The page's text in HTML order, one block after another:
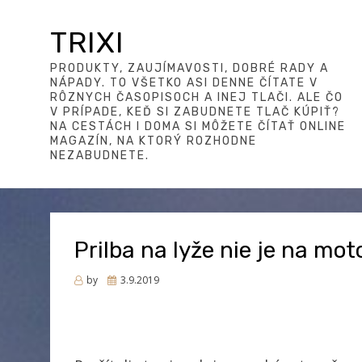
TRIXI
PRODUKTY, ZAUJÍMAVOSTI, DOBRÉ RADY A
NÁPADY. TO VŠETKO ASI DENNE ČÍTATE V
RÔZNYCH ČASOPISOCH A INEJ TLAČI. ALE ČO
V PRÍPADE, KEĎ SI ZABUDNETE TLAČ KÚPIŤ?
NA CESTÁCH I DOMA SI MÔŽETE ČÍTAŤ ONLINE
MAGAZÍN, NA KTORÝ ROZHODNE
NEZABUDNETE.
Prilba na lyže nie je na
by
Posted
3.9.2019